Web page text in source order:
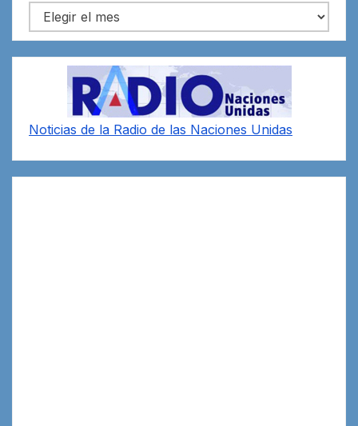
Archivos
Noticias de la Radio de las Naciones Unidas